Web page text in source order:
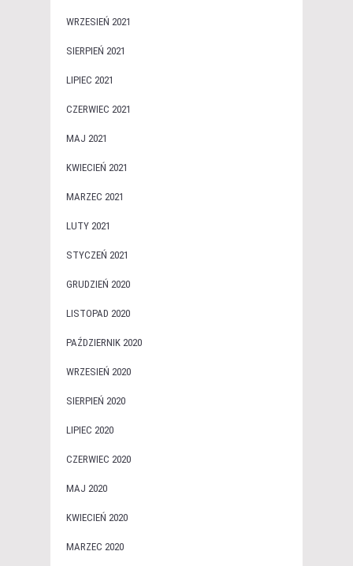
WRZESIEŃ 2021
SIERPIEŃ 2021
LIPIEC 2021
CZERWIEC 2021
MAJ 2021
KWIECIEŃ 2021
MARZEC 2021
LUTY 2021
STYCZEŃ 2021
GRUDZIEŃ 2020
LISTOPAD 2020
PAŹDZIERNIK 2020
WRZESIEŃ 2020
SIERPIEŃ 2020
LIPIEC 2020
CZERWIEC 2020
MAJ 2020
KWIECIEŃ 2020
MARZEC 2020